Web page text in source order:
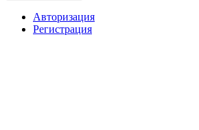
Авторизация
Регистрация